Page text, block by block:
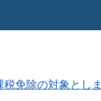
免除の対象とし